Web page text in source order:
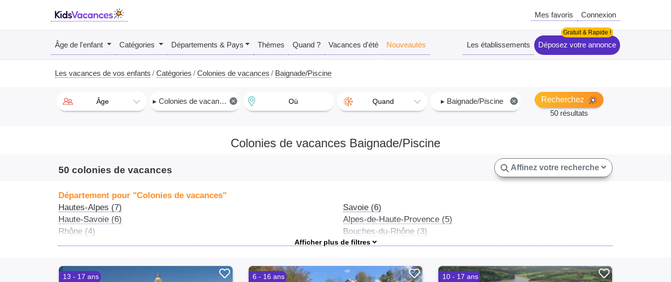
Mes favoris Connexion
Âge de l'enfant Catégories Départements & Pays Thèmes Quand ? Vacances d'été Nouveautés Les établissements Déposez votre annonce
Les vacances de vos enfants Catégories Colonies de vacances Baignade/Piscine
Âge ×
▸ Colonies de vacances Où Quand ×
▸ Baignade/Piscine
Recherchez
50 résultats
Colonies de vacances Baignade/Piscine
50 colonies de vacances Affinez votre recherche
Département pour "Colonies de vacances"
Hautes-Alpes (7)
Savoie (6)
Haute-Savoie (6)
Alpes-de-Haute-Provence (5)
Rhône (4)
Bouches-du-Rhône (3)
Haute-Garonne (3)
Lot-et-Garonne (2)
Ardèche (1)
Hautes-Pyrénées (1)
Tarn (1)
13 - 17 ans 6 - 16 ans 10 - 17 ans